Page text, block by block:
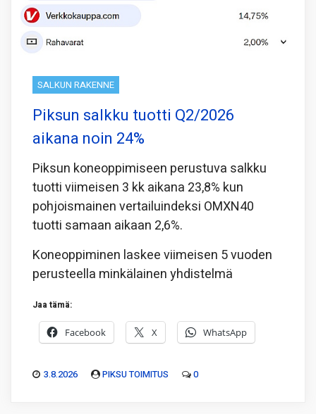
SALKUN RAKENNE
Piksun salkku tuotti Q2/2026
aikana noin 24%
Piksun koneoppimiseen perustuva salkku
tuotti viimeisen 3 kk aikana 23,8% kun
pohjoismainen vertailuindeksi OMXN40
tuotti samaan aikaan 2,6%.
Koneoppiminen laskee viimeisen 5 vuoden
perusteella minkälainen yhdistelmä
Jaa tämä:
Facebook X WhatsApp
3.8.2026 PIKSU TOIMITUS 0